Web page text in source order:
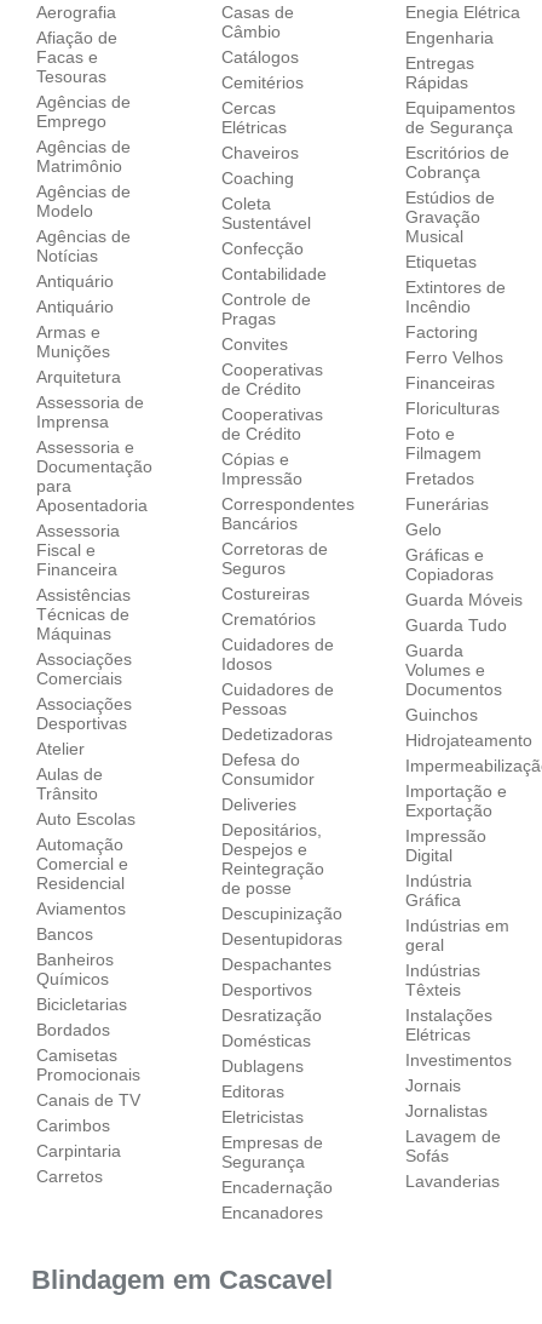
Aerografia
Afiação de
Facas e
Tesouras
Agências de
Emprego
Agências de
Matrimônio
Agências de
Modelo
Agências de
Notícias
Antiquário
Antiquário
Armas e
Munições
Arquitetura
Assessoria de
Imprensa
Assessoria e
Documentação
para
Aposentadoria
Assessoria
Fiscal e
Financeira
Assistências
Técnicas de
Máquinas
Associações
Comerciais
Associações
Desportivas
Atelier
Aulas de
Trânsito
Auto Escolas
Automação
Comercial e
Residencial
Aviamentos
Bancos
Banheiros
Químicos
Bicicletarias
Bordados
Camisetas
Promocionais
Canais de TV
Carimbos
Carpintaria
Carretos
Casas de
Câmbio
Catálogos
Cemitérios
Cercas
Elétricas
Chaveiros
Coaching
Coleta
Sustentável
Confecção
Contabilidade
Controle de
Pragas
Convites
Cooperativas
de Crédito
Cooperativas
de Crédito
Cópias e
Impressão
Correspondentes
Bancários
Corretoras de
Seguros
Costureiras
Crematórios
Cuidadores de
Idosos
Cuidadores de
Pessoas
Dedetizadoras
Defesa do
Consumidor
Deliveries
Depositários,
Despejos e
Reintegração
de posse
Descupinização
Desentupidoras
Despachantes
Desportivos
Desratização
Domésticas
Dublagens
Editoras
Eletricistas
Empresas de
Segurança
Encadernação
Encanadores
Enegia Elétrica
Engenharia
Entregas
Rápidas
Equipamentos
de Segurança
Escritórios de
Cobrança
Estúdios de
Gravação
Musical
Etiquetas
Extintores de
Incêndio
Factoring
Ferro Velhos
Financeiras
Floriculturas
Foto e
Filmagem
Fretados
Funerárias
Gelo
Gráficas e
Copiadoras
Guarda Móveis
Guarda Tudo
Guarda
Volumes e
Documentos
Guinchos
Hidrojateamento
Importação e
Exportação
Impressão
Digital
Indústria
Gráfica
Indústrias em
geral
Indústrias
Têxteis
Instalações
Elétricas
Investimentos
Jornais
Jornalistas
Lavagem de
Sofás
Lavanderias
Blindagem em Cascavel